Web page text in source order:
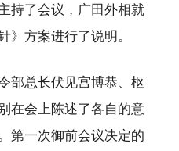
持了会议，广田外相就
》方案进行了说明。
部总长伏见宫博恭、枢
在会上陈述了各自的意
第一次御前会议决定的